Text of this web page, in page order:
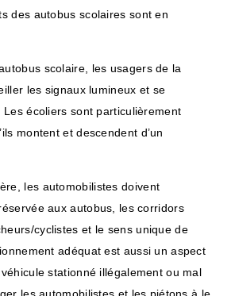
des autobus scolaires sont en
scolaire, les usagers de la
les signaux lumineux et se
écoliers sont particulièrement
montent et descendent d’un
les automobilistes doivent
aux autobus, les corridors
cyclistes et le sens unique de
adéquat est aussi un aspect
stationné illégalement ou mal